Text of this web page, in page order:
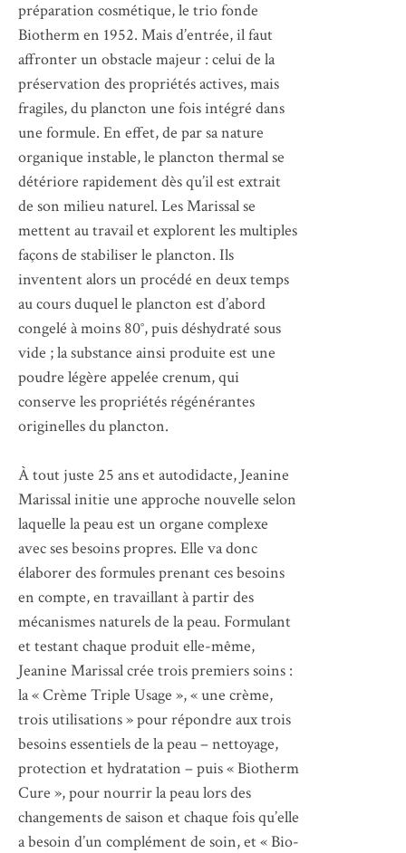
préparation cosmétique, le trio fonde
Biotherm en 1952. Mais d’entrée, il faut
affronter un obstacle majeur : celui de la
préservation des propriétés actives, mais
fragiles, du plancton une fois intégré dans
une formule. En effet, de par sa nature
organique instable, le plancton thermal se
détériore rapidement dès qu’il est extrait
de son milieu naturel. Les Marissal se
mettent au travail et explorent les multiples
façons de stabiliser le plancton. Ils
inventent alors un procédé en deux temps
au cours duquel le plancton est d’abord
congelé à moins 80°, puis déshydraté sous
vide ; la substance ainsi produite est une
poudre légère appelée crenum, qui
conserve les propriétés régénérantes
originelles du plancton.
À tout juste 25 ans et autodidacte, Jeanine
Marissal initie une approche nouvelle selon
laquelle la peau est un organe complexe
avec ses besoins propres. Elle va donc
élaborer des formules prenant ces besoins
en compte, en travaillant à partir des
mécanismes naturels de la peau. Formulant
et testant chaque produit elle-même,
Jeanine Marissal crée trois premiers soins :
la « Crème Triple Usage », « une crème,
trois utilisations » pour répondre aux trois
besoins essentiels de la peau – nettoyage,
protection et hydratation – puis « Biotherm
Cure », pour nourrir la peau lors des
changements de saison et chaque fois qu’elle
a besoin d’un complément de soin, et « Bio-